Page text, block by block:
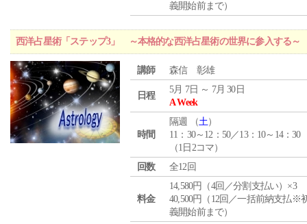
義開始前まで）
西洋占星術「ステップ3」 ～本格的な西洋占星術の世界に参入する～
講師 森信 彰雄
日程
5月 7日 ～ 7月 30日
A Week
時間
隔週 （土）
11：30～12：50／13：10～14：30
（1日2コマ）
回数
全12回
料金
14,580円（4回／分割支払い）×3
40,500円（12回／一括前納支払※
義開始前まで）